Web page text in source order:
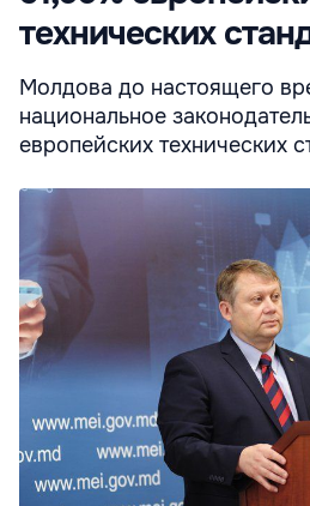
технических
Молдова до настоящего
национальное
европейских технических